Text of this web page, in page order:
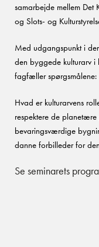
samarbejde mellem Det
og Slots- og
Med udgangspunkt i
den byggede kulturarv i
fagfæller spørgsmålene:
Hvad er kulturarvens
respektere de
bevaringsværdige
danne forbilleder for
Se seminarets